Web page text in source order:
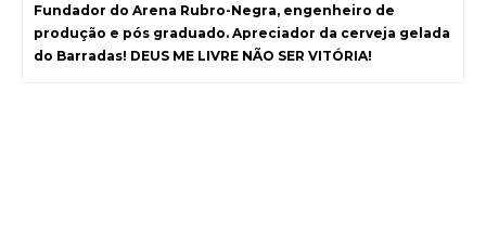
Fundador do Arena Rubro-Negra, engenheiro de
produção e pós graduado. Apreciador da cerveja gelada
do Barradas! DEUS ME LIVRE NÃO SER VITÓRIA!